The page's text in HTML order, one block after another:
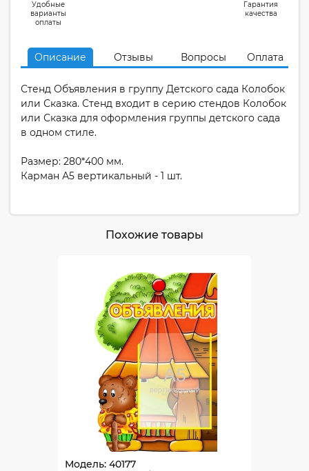
Удобные
варианты
оплаты
Гарантия
качества
Описание Отзывы Вопросы Оплата
Стенд Объявления в группу Детского сада Колобок
или Сказка. Стенд входит в серию стендов Колобок
или Сказка для оформления группы детского сада
в одном стиле.
Размер: 280*400 мм.
Карман А5 вертикальный - 1 шт.
Похожие товары
Модель: 40177